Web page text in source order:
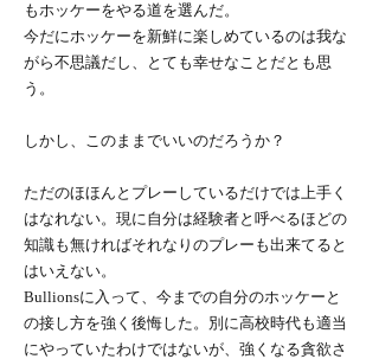
もホッケーをやる道を選んだ。
今だにホッケーを新鮮に楽しめているのは我な
がら不思議だし、とても幸せなことだとも思
う。
しかし、このままでいいのだろうか？
ただのほほんとプレーしているだけでは上手く
はなれない。現に自分は経験者と呼べるほどの
知識も無ければそれなりのプレーも出来てると
はいえない。
Bullionsに入って、今までの自分のホッケーと
の接し方を強く後悔した。別に高校時代も適当
にやっていたわけではないが、強くなる貪欲さ